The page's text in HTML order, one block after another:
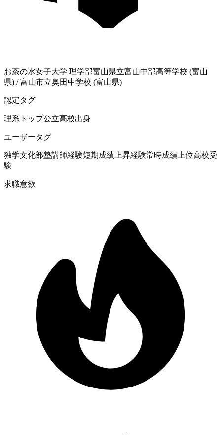
お茶の水女子大学 理学部富山県立富山中部高等学校 (富山
県) /富山市立奥田中学校 (富山県)
認定タグ
理系 トップ公立高校出身
ユーザータグ
独学文化部塾講師経験短期成績上昇経験常時成績上位高校受
験
求職意欲